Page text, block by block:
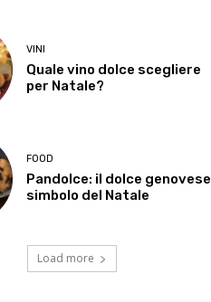
VINI
Quale vino dolce scegliere
per Natale?
FOOD
Pandolce: il dolce genovese
simbolo del Natale
Load more